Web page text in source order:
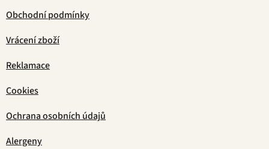
Obchodní podmínky
Vrácení zboží
Reklamace
Cookies
Ochrana osobních údajů
Alergeny